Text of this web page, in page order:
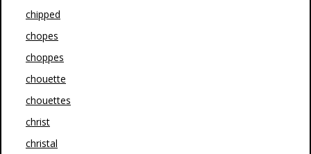
chipped
chopes
choppes
chouette
chouettes
christ
christal